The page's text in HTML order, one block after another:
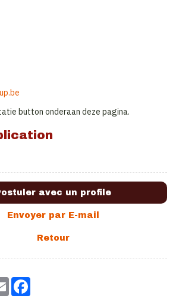
button onderaan deze pagina.
Email